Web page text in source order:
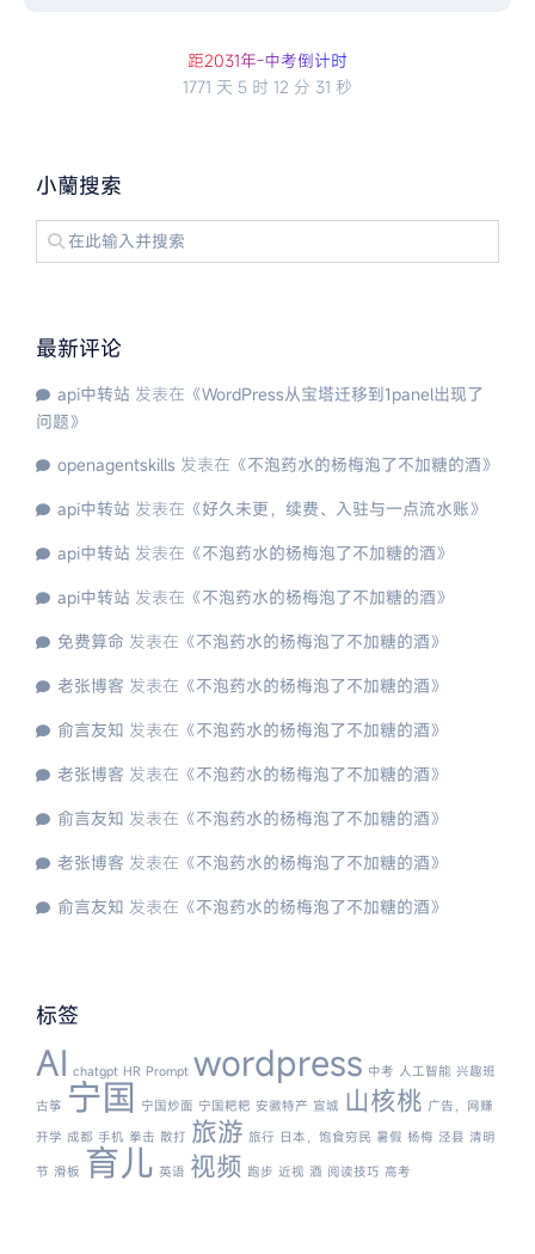
距2031年-中考倒计时
1771 天 5 时 12 分 30 秒
小蘭搜索
最新评论
api中转站 发表在《WordPress从宝塔迁移到1panel出现了
问题》
openagentskills 发表在《不泡药水的杨梅泡了不加糖的酒》
api中转站 发表在《好久未更，续费、入驻与一点流水账》
api中转站 发表在《不泡药水的杨梅泡了不加糖的酒》
api中转站 发表在《不泡药水的杨梅泡了不加糖的酒》
免费算命 发表在《不泡药水的杨梅泡了不加糖的酒》
老张博客 发表在《不泡药水的杨梅泡了不加糖的酒》
俞言友知 发表在《不泡药水的杨梅泡了不加糖的酒》
老张博客 发表在《不泡药水的杨梅泡了不加糖的酒》
俞言友知 发表在《不泡药水的杨梅泡了不加糖的酒》
老张博客 发表在《不泡药水的杨梅泡了不加糖的酒》
俞言友知 发表在《不泡药水的杨梅泡了不加糖的酒》
标签
AI chatgpt HR Prompt wordpress 中考 人工智能 兴趣班
古筝 宁国 宁国炒面 宁国粑粑 安徽特产 宣城 山核桃 广告，网赚
开学 成都 手机 拳击 散打 旅游 旅行 日本，饱食穷民 暑假 杨梅 泾县 清明
节 滑板 育儿 英语 视频 跑步 近视 酒 阅读技巧 高考